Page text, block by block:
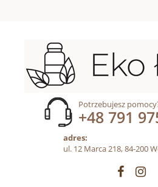
Potrzebujesz
+48 791
adres:
ul. 12 Marca 218, 84-200